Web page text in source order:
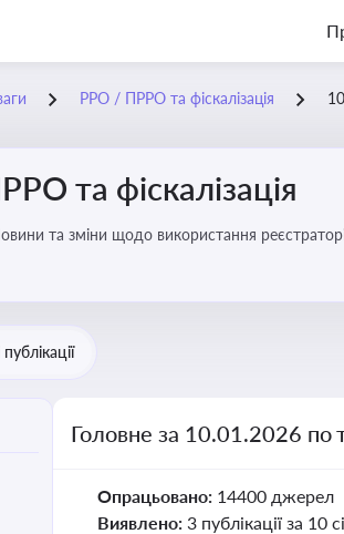
РРО / ПРРО та фіскалізація
та фіскалізація
публікації
Головне за 10.01.2026 по
Опрацьовано: 14400 джерел
Виявлено: 3 публікації за 10